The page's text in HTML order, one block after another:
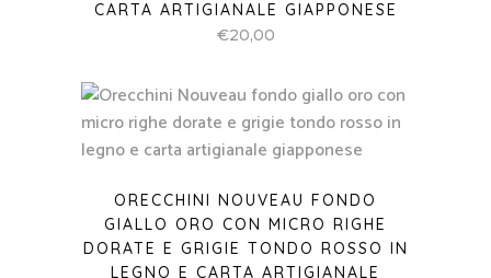
CARTA ARTIGIANALE GIAPPONESE
€20,00
ORECCHINI NOUVEAU FONDO
GIALLO ORO CON MICRO RIGHE
DORATE E GRIGIE TONDO ROSSO IN
LEGNO E CARTA ARTIGIANALE